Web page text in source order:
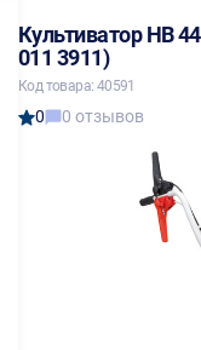
Культиватор НВ
011 3911)
Код товара: 40591
0 0 отзывов